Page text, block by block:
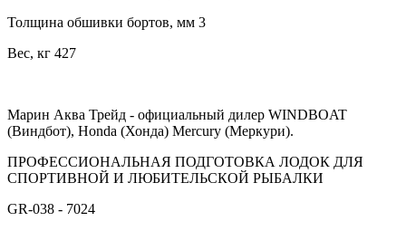
Толщина обшивки бортов, мм 3
Вес, кг 427
Марин Аква Трейд - официальный дилер WINDBOAT
(Виндбот), Honda (Хонда) Mercury (Меркури).
ПРОФЕССИОНАЛЬНАЯ ПОДГОТОВКА ЛОДОК ДЛЯ
СПОРТИВНОЙ И ЛЮБИТЕЛЬСКОЙ РЫБАЛКИ
GR-038 - 7024